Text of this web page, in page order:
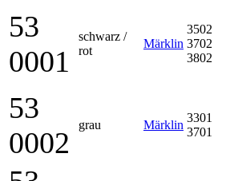
53
0001
schwarz /
rot
Märklin
3502
3702
3802
53
0002
grau Märklin
3301
3701